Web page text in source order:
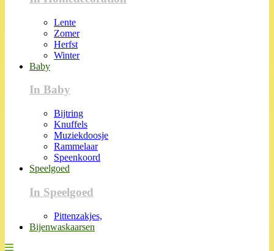
Lente
Zomer
Herfst
Winter
Baby
In Baby
Bijtring
Knuffels
Muziekdoosje
Rammelaar
Speenkoord
Speelgoed
In Speelgoed
Pittenzakjes,
Bijenwaskaarsen